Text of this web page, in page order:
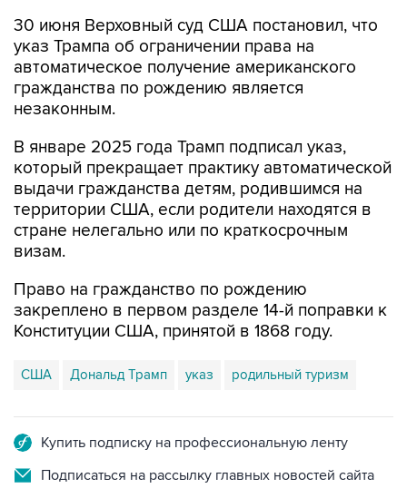
30 июня Верховный суд США постановил, что
указ Трампа об ограничении права на
автоматическое получение американского
гражданства по рождению является
незаконным.
В январе 2025 года Трамп подписал указ,
который прекращает практику автоматической
выдачи гражданства детям, родившимся на
территории США, если родители находятся в
стране нелегально или по краткосрочным
визам.
Право на гражданство по рождению
закреплено в первом разделе 14-й поправки к
Конституции США, принятой в 1868 году.
США Дональд Трамп указ родильный туризм
Купить подписку на профессиональную ленту
Подписаться на рассылку главных новостей сайта